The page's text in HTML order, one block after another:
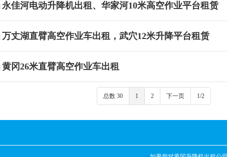
永佳河电动升降机出租、华家河10米高空作业平台租赁
万丈湖直臂高空作业车出租，武穴12米升降平台租赁
黄冈26米直臂高空作业车出租
总数 30 1 2 下一页 1/2